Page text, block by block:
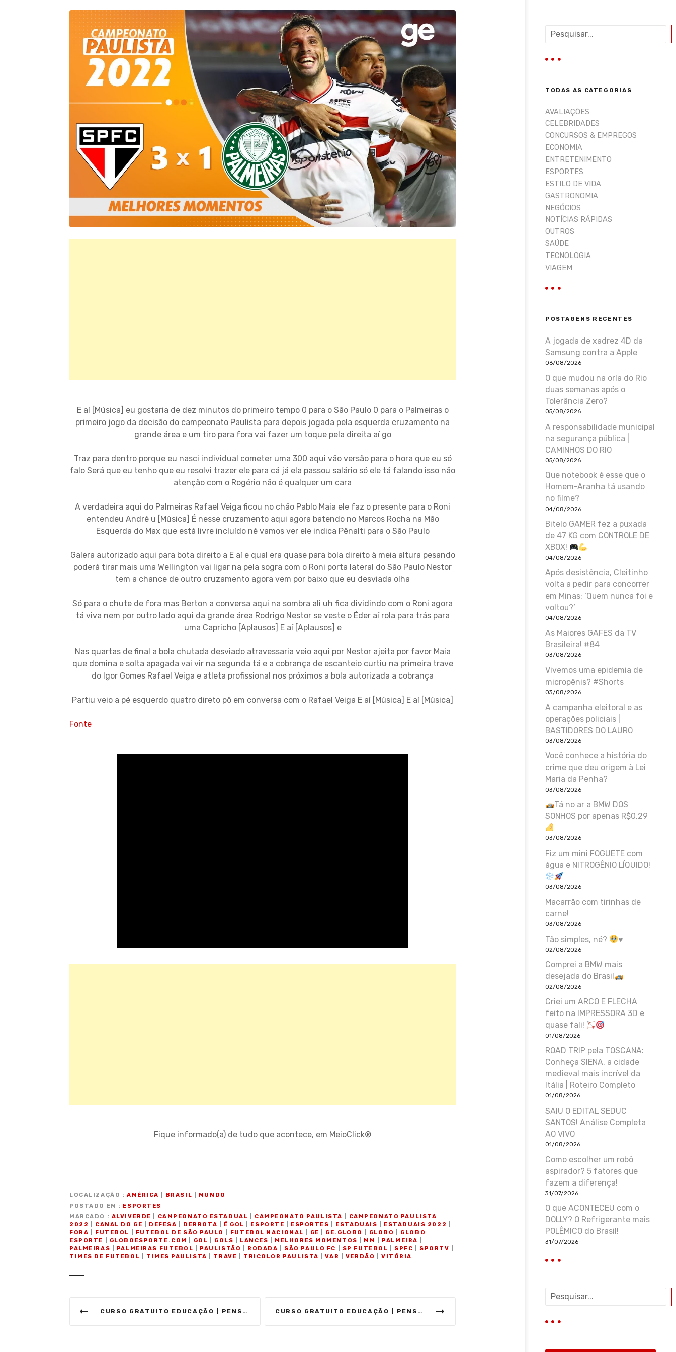
E aí [Música] eu gostaria de dez minutos do primeiro tempo 0 para o São Paulo 0 para o Palmeiras o
primeiro jogo da decisão do campeonato Paulista para depois jogada pela esquerda cruzamento na
grande área e um tiro para fora vai fazer um toque pela direita aí go
Traz para dentro porque eu nasci individual cometer uma 300 aqui vão versão para o hora que eu só
falo Será que eu tenho que eu resolvi trazer ele para cá já ela passou salário só ele tá falando isso não
atenção com o Rogério não é qualquer um cara
A verdadeira aqui do Palmeiras Rafael Veiga ficou no chão Pablo Maia ele faz o presente para o Roni
entendeu André u [Música] É nesse cruzamento aqui agora batendo no Marcos Rocha na Mão
Esquerda do Max que está livre incluído né vamos ver ele indica Pênalti para o São Paulo
Galera autorizado aqui para bota direito a E aí e qual era quase para bola direito à meia altura pesando
poderá tirar mais uma Wellington vai ligar na pela sogra com o Roni porta lateral do São Paulo Nestor
tem a chance de outro cruzamento agora vem por baixo que eu desviada olha
Só para o chute de fora mas Berton a conversa aqui na sombra ali uh fica dividindo com o Roni agora
tá viva nem por outro lado aqui da grande área Rodrigo Nestor se veste o Éder aí rola para trás para
uma Capricho [Aplausos] E aí [Aplausos] e
Nas quartas de final a bola chutada desviado atravessaria veio aqui por Nestor ajeita por favor Maia
que domina e solta apagada vai vir na segunda tá e a cobrança de escanteio curtiu na primeira trave
do Igor Gomes Rafael Veiga e atleta profissional nos próximos a bola autorizada a cobrança
Partiu veio a pé esquerdo quatro direto pô em conversa com o Rafael Veiga E aí [Música] E aí [Música]
Fonte
Fique informado(a) de tudo que acontece, em MeioClick®
LOCALIZAÇÃO AMÉRICA BRASIL
MUNDO
POSTADO EM
ESPORTES
MARCADO
ALVIVERDE CAMPEONATO ESTADUAL CAMPEONATO PAULISTA
CAMPEONATO PAULISTA
2022
CANAL DO GE DEFESA DERROTA É GOL ESPORTE ESPORTES ESTADUAIS ESTADUAIS 2022
FORA
FUTEBOL FUTEBOL DE SÃO PAULO FUTEBOL NACIONAL GE GE.GLOBO GLOBO
GLOBO
ESPORTE
GLOBOESPORTE.COM GOL GOLS LANCES MELHORES MOMENTOS MM PALMEIRA
PALMEIRAS
PALMEIRAS FUTEBOL PAULISTÃO RODADA SÃO PAULO FC SP FUTEBOL SPFC SPORTV
TIMES DE FUTEBOL
TIMES PAULISTA TRAVE TRICOLOR PAULISTA |VAR VERDÃO VITÓRIA
CURSO GRATUITO EDUCAÇÃO | PENSAMENTO PEDAGÓGICO BRASILEIRO E TENDÊNCIAS TRADICIONAIS CURSO GRATUITO EDUCAÇÃO | PENSAMENTO PEDAGÓGICO BRASILEIRO E TENDÊNCIAS PROGRESSISTAS
q
s
r
TODAS AS CATEGORIAS
AVALIAÇÕES
CELEBRIDADES
CONCURSOS & EMPREGOS
ECONOMIA
ENTRETENIMENTO
ESPORTES
ESTILO DE VIDA
GASTRONOMIA
NEGÓCIOS
NOTÍCIAS RÁPIDAS
OUTROS
SAÚDE
TECNOLOGIA
VIAGEM
POSTAGENS RECENTES
A jogada de xadrez 4D da
Samsung contra a Apple
06/08/2026
O que mudou na orla do Rio
duas semanas após o
Tolerância Zero?
05/08/2026
A responsabilidade municipal
na segurança pública |
CAMINHOS DO RIO
05/08/2026
Que notebook é esse que o
Homem-Aranha tá usando
no filme?
04/08/2026
Bitelo GAMER fez a puxada
de 47 KG com CONTROLE DE
XBOX!
04/08/2026
Após desistência, Cleitinho
volta a pedir para concorrer
em Minas: ‘Quem nunca foi e
voltou?’
04/08/2026
As Maiores GAFES da TV
Brasileira! #84
03/08/2026
Vivemos uma epidemia de
micropênis? #Shorts
03/08/2026
A campanha eleitoral e as
operações policiais |
BASTIDORES DO LAURO
03/08/2026
Você conhece a história do
crime que deu origem à Lei
Maria da Penha?
03/08/2026
Tá no ar a BMW DOS
SONHOS por apenas R$0,29
03/08/2026
Fiz um mini FOGUETE com
água e NITROGÊNIO LÍQUIDO!
03/08/2026
Macarrão com tirinhas de
carne!
03/08/2026
Tão simples, né? ♥️
02/08/2026
Comprei a BMW mais
desejada do Brasil
02/08/2026
Criei um ARCO E FLECHA
feito na IMPRESSORA 3D e
quase fali!
01/08/2026
ROAD TRIP pela TOSCANA:
Conheça SIENA, a cidade
medieval mais incrível da
Itália | Roteiro Completo
01/08/2026
SAIU O EDITAL SEDUC
SANTOS! Análise Completa
AO VIVO
01/08/2026
Como escolher um robô
aspirador? 5 fatores que
fazem a diferença!
31/07/2026
O que ACONTECEU com o
DOLLY? O Refrigerante mais
POLÊMICO do Brasil!
31/07/2026
q